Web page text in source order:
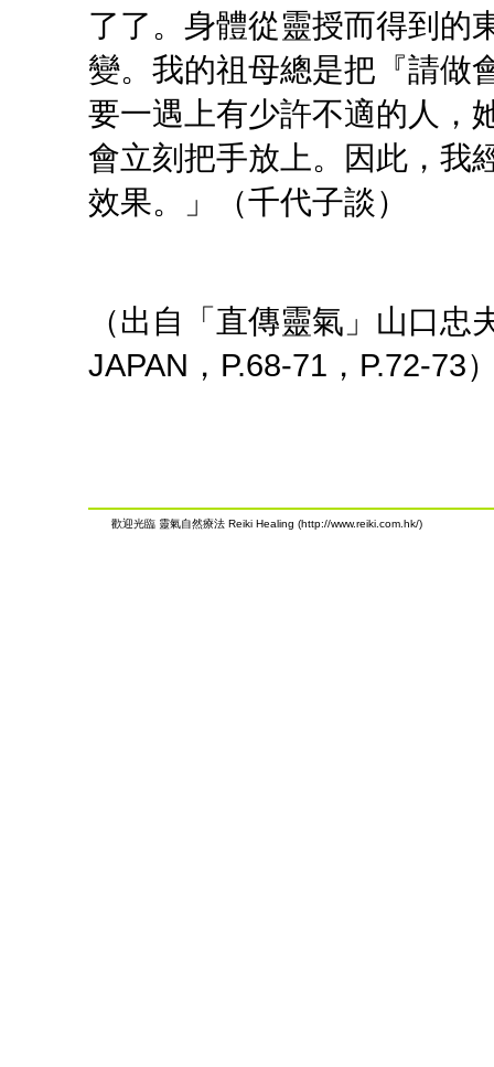
了了。身體從靈授而得到的
變。我的祖母總是把『請做
要一遇上有少許不適的人，
會立刻把手放上。因此，我
效果。」（千代子談）
（出自「直傳靈氣」山口
JAPAN，P.68-71，P.72-73
歡迎光臨 靈氣自然療法 Reiki Healing (http://www.reiki.com.hk/)